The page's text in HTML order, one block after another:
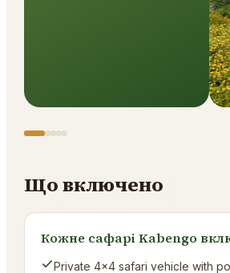
Що включено
Кожне сафарі Kabengo
Private 4×4 safari vehicle with